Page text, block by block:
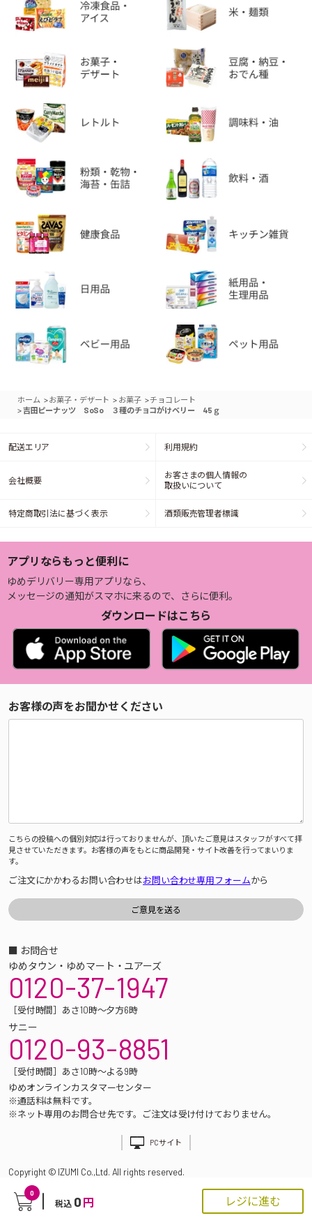
0
税込 0 円 レジに進む
ホーム >お菓子・デザート > お菓子 >チョコレート
>吉田ピーナッツ SoSo ３種のチョコがけベリー 45ｇ
配送エリア 利用規約
会社概要
お客さまの個人情報の
取扱いについて
特定商取引法に基づく表示 酒類販売管理者標識
アプリならもっと便利に
ゆめデリバリー専用アプリなら、
メッセージの通知がスマホに来るので、さらに便利。
ダウンロードはこちら
お客様の声をお聞かせください
こちらの投稿への個別対応は行っておりませんが、頂いたご意見はスタッフがすべて拝
見させていただきます。お客様の声をもとに商品開発・サイト改善を行ってまいりま
す。
ご注文にかかわるお問い合わせはお問い合わせ専用フォームから
■ お問合せ
ゆめタウン・ゆめマート・ユアーズ
0120-37-1947
［受付時間］あさ10時～夕方6時
サニー
0120-93-8851
［受付時間］あさ10時～よる9時
ゆめオンラインカスタマーセンター
※通話料は無料です。
※ネット専用のお問合せ先です。ご注文は受け付けておりません。
PCサイト
Copyright © IZUMI Co.,Ltd. All rights reserved.